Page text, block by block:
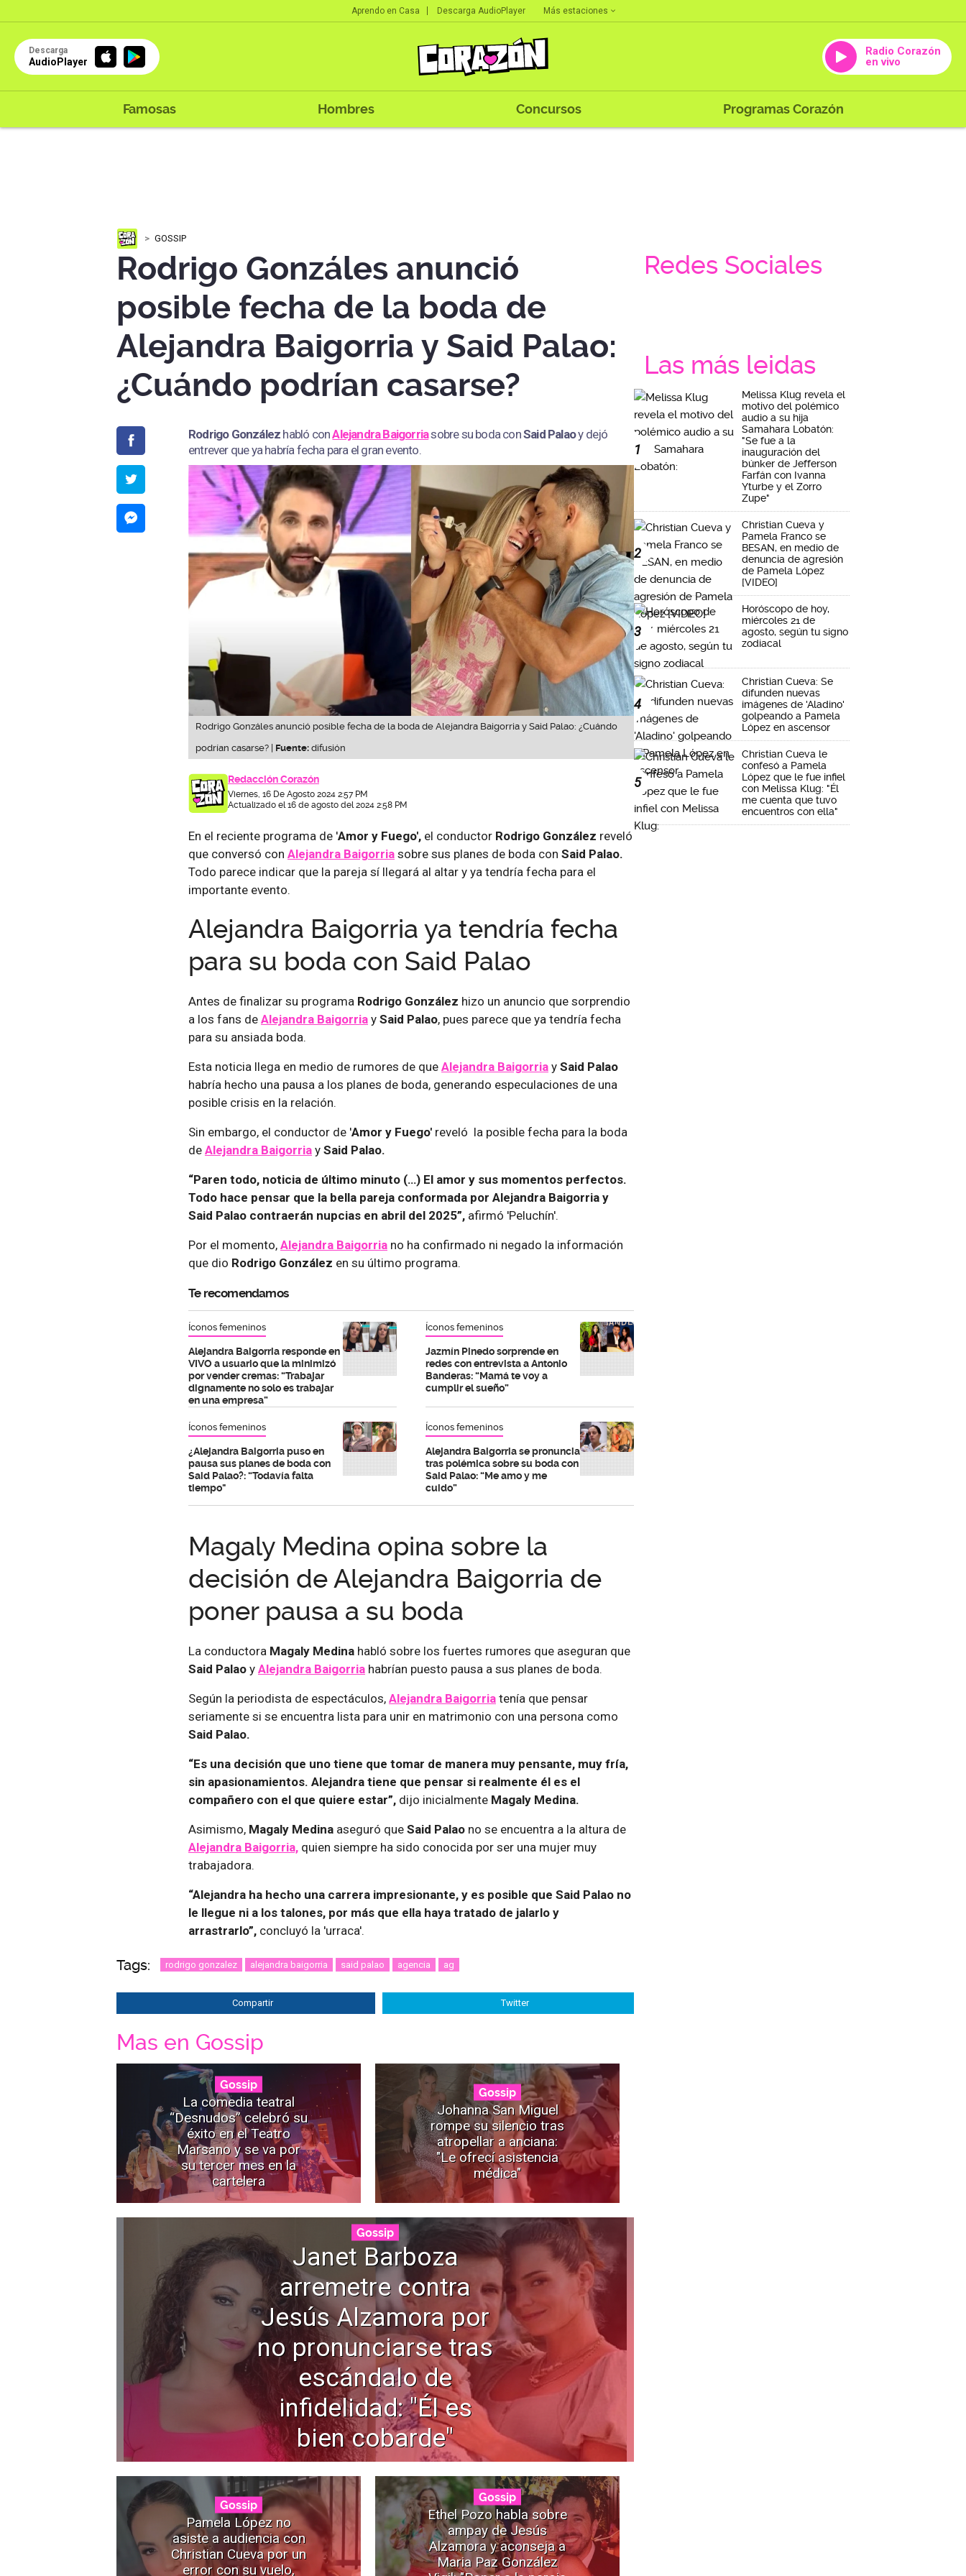
Aprendo en Casa Descarga AudioPlayer Más estaciones
Descarga
AudioPlayer
Radio Corazón
en vivo
Famosas Hombres Concursos Programas Corazón
GOSSIP
Rodrigo Gonzáles anunció
posible fecha de la boda de
Alejandra Baigorria y Said Palao:
¿Cuándo podrían casarse?
Rodrigo González habló conAlejandra Baigorriasobre su boda conSaid Palaoy dejó
entrever que ya habría fecha para el gran evento.
Rodrigo Gonzáles anunció posible fecha de la boda de Alejandra Baigorria y Said Palao: ¿Cuándo
podrían casarse? | Fuente: difusión
Redacción Corazón
Viernes, 16 De Agosto 2024 2:57 PM
Actualizado el 16 de agosto del 2024 2:58 PM
En el reciente programa de 'Amor y Fuego', el conductor Rodrigo González reveló
que conversó con Alejandra Baigorria sobre sus planes de boda con Said Palao.
Todo parece indicar que la pareja sí llegará al altar y ya tendría fecha para el
importante evento.
Alejandra Baigorria ya tendría fecha
para su boda con Said Palao
Antes de finalizar su programa Rodrigo González hizo un anuncio que sorprendio
a los fans de Alejandra Baigorria y Said Palao, pues parece que ya tendría fecha
para su ansiada boda.
Esta noticia llega en medio de rumores de que Alejandra Baigorria y Said Palao
habría hecho una pausa a los planes de boda, generando especulaciones de una
posible crisis en la relación.
Sin embargo, el conductor de 'Amor y Fuego' reveló la posible fecha para la boda
de Alejandra Baigorria y Said Palao.
“Paren todo, noticia de último minuto (…) El amor y sus momentos perfectos.
Todo hace pensar que la bella pareja conformada por Alejandra Baigorria y
Said Palao contraerán nupcias en abril del 2025”, afirmó 'Peluchín'.
Por el momento, Alejandra Baigorria no ha confirmado ni negado la información
que dio Rodrigo González en su último programa.
Te recomendamos
Íconos femeninos
Alejandra Baigorria responde en
VIVO a usuario que la minimizó
por vender cremas: “Trabajar
dignamente no solo es trabajar
en una empresa”
Íconos femeninos
Jazmín Pinedo sorprende en
redes con entrevista a Antonio
Banderas: “Mamá te voy a
cumplir el sueño”
Íconos femeninos
¿Alejandra Baigorria puso en
pausa sus planes de boda con
Said Palao?: “Todavía falta
tiempo"
Íconos femeninos
Alejandra Baigorria se pronuncia
tras polémica sobre su boda con
Said Palao: “Me amo y me
cuido”
Magaly Medina opina sobre la
decisión de Alejandra Baigorria de
poner pausa a su boda
La conductora Magaly Medina habló sobre los fuertes rumores que aseguran que
Said Palao y Alejandra Baigorria habrían puesto pausa a sus planes de boda.
Según la periodista de espectáculos, Alejandra Baigorria tenía que pensar
seriamente si se encuentra lista para unir en matrimonio con una persona como
Said Palao.
“Es una decisión que uno tiene que tomar de manera muy pensante, muy fría,
sin apasionamientos. Alejandra tiene que pensar si realmente él es el
compañero con el que quiere estar”, dijo inicialmente Magaly Medina.
Asimismo, Magaly Medina aseguró que Said Palao no se encuentra a la altura de
Alejandra Baigorria, quien siempre ha sido conocida por ser una mujer muy
trabajadora.
“Alejandra ha hecho una carrera impresionante, y es posible que Said Palao no
le llegue ni a los talones, por más que ella haya tratado de jalarlo y
arrastrarlo”, concluyó la 'urraca'.
Tags: rodrigo gonzalez alejandra baigorria said palao agencia ag
Compartir Twitter
Mas en Gossip
Gossip
La comedia teatral
“Desnudos” celebró su
éxito en el Teatro
Marsano y se va por
su tercer mes en la
cartelera
Gossip
Johanna San Miguel
rompe su silencio tras
atropellar a anciana:
"Le ofrecí asistencia
médica"
Gossip
Janet Barboza
arremetre contra
Jesús Alzamora por
no pronunciarse tras
escándalo de
infidelidad: "Él es
bien cobarde"
Gossip
Pamela López no
asiste a audiencia con
Christian Cueva por un
error con su vuelo,
Gossip
Ethel Pozo habla sobre
ampay de Jesús
Alzamora y aconseja a
Maria Paz González
Redes Sociales
Las más leidas
1
Melissa Klug revela el
motivo del polémico
audio a su hija
Samahara Lobatón:
"Se fue a la
inauguración del
búnker de Jefferson
Farfán con Ivanna
Yturbe y el Zorro
Zupe"
2
Christian Cueva y
Pamela Franco se
BESAN, en medio de
denuncia de agresión
de Pamela López
[VIDEO]
3
Horóscopo de hoy,
miércoles 21 de
agosto, según tu signo
zodiacal
4
Christian Cueva: Se
difunden nuevas
imágenes de 'Aladino'
golpeando a Pamela
López en ascensor
5
Christian Cueva le
confesó a Pamela
López que le fue infiel
con Melissa Klug: "Él
me cuenta que tuvo
encuentros con ella"